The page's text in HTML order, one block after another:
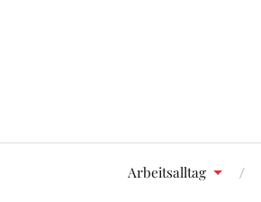
Arbeitsalltag